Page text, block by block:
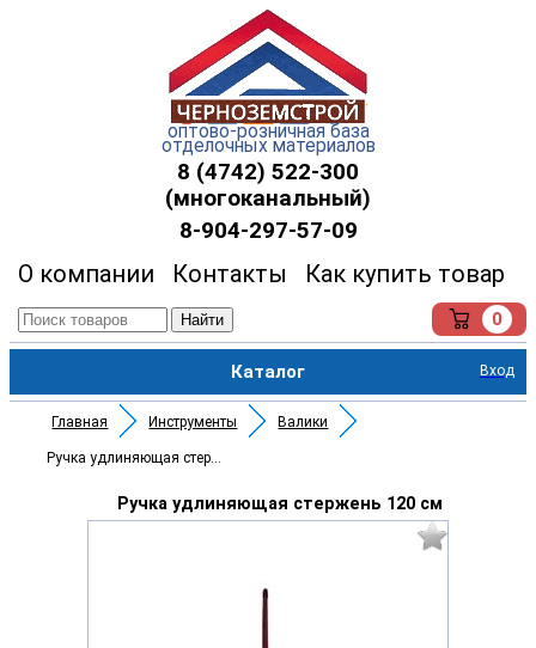
оптово-розничная база
отделочных материалов
8 (4742) 522-300
(многоканальный)
8-904-297-57-09
О компании Контакты Как купить товар
Найти 0
Каталог Вход
Главная Инструменты Валики
Ручка удлиняющая стержень 120
Ручка удлиняющая стержень 120 см